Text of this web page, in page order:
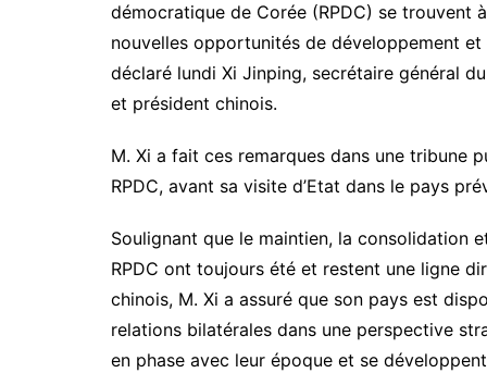
démocratique de Corée (RPDC) se trouvent
nouvelles opportunités de développement et
déclaré lundi Xi Jinping, secrétaire général
et président chinois.
M. Xi a fait ces remarques dans une tribune
RPDC, avant sa visite d’Etat dans le pays
Soulignant que le maintien, la consolidation
RPDC ont toujours été et restent une ligne
chinois, M. Xi a assuré que son pays est
relations bilatérales dans une perspective
en phase avec leur époque et se